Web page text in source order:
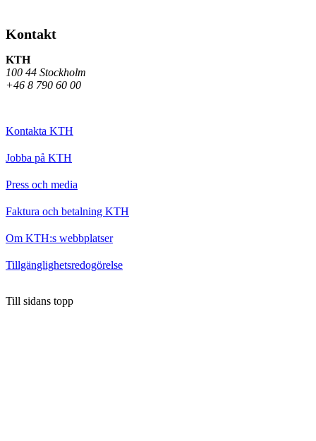
Kontakt
KTH
100 44 Stockholm
+46 8 790 60 00
Kontakta KTH
Jobba på KTH
Press och media
Faktura och betalning KTH
Om KTH:s webbplatser
Tillgänglighetsredogörelse
Till sidans topp